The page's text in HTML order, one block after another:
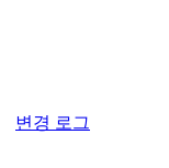
변경 로그